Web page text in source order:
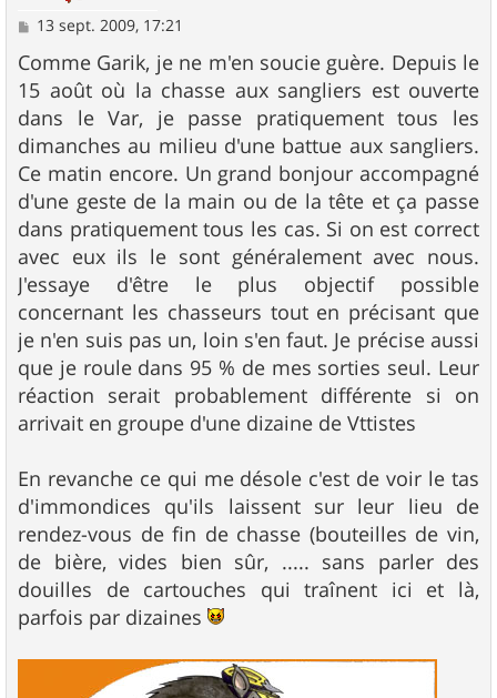
M
s
s
a
g
e
13 sept. 2009, 17:21
Comme Garik, je ne m'en soucie guère. Depuis le
15 août où la chasse aux sangliers est ouverte
dans le Var, je passe pratiquement tous les
dimanches au milieu d'une battue aux sangliers.
Ce matin encore. Un grand bonjour accompagné
d'une geste de la main ou de la tête et ça passe
dans pratiquement tous les cas. Si on est correct
avec eux ils le sont généralement avec nous.
J'essaye d'être le plus objectif possible
concernant les chasseurs tout en précisant que
je n'en suis pas un, loin s'en faut. Je précise aussi
que je roule dans 95 % de mes sorties seul. Leur
réaction serait probablement différente si on
arrivait en groupe d'une dizaine de Vttistes
En revanche ce qui me désole c'est de voir le tas
d'immondices qu'ils laissent sur leur lieu de
rendez-vous de fin de chasse (bouteilles de vin,
de bière, vides bien sûr, ..... sans parler des
douilles de cartouches qui traînent ici et là,
parfois par dizaines